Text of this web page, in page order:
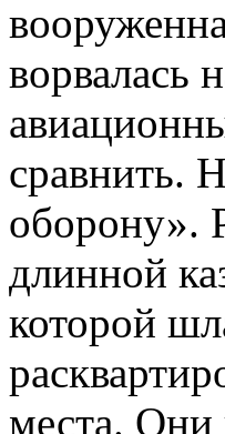
ворвалась
сравнить.
оборону».
длинной
которой
места. Они